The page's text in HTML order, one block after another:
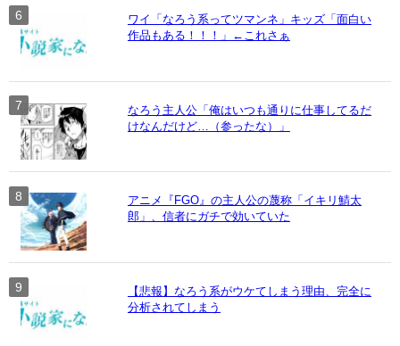
ワイ「なろう系ってツマンネ」キッズ「面白い
作品もある！！！」←これさぁ
なろう主人公「俺はいつも通りに仕事してるだ
けなんだけど…（参ったな）」
アニメ『FGO』の主人公の蔑称「イキリ鯖太
郎」、信者にガチで効いていた
【悲報】なろう系がウケてしまう理由、完全に
分析されてしまう